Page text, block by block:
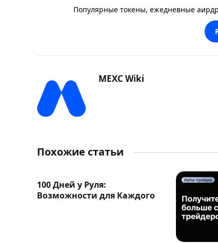
Популярные токены, ежедневные
MEXC Wiki
Похожие статьи
100 Дней у Руля:
Возможности для Каждого